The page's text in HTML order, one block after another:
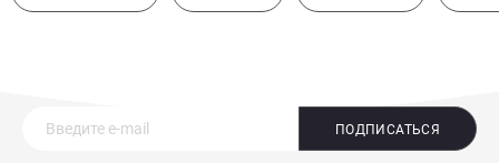
ПОДПИСАТЬСЯ